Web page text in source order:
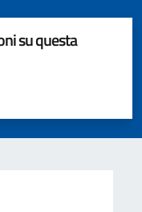
su questa